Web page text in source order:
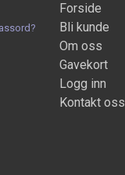
Forside
Bli kunde
Om oss
Gavekort
Logg inn
Kontakt oss